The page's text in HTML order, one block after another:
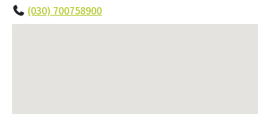
(030) 700758900